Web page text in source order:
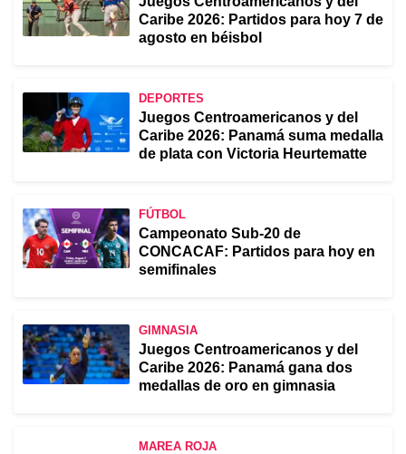
Caribe 2026: Partidos para hoy 7 de
agosto en béisbol
DEPORTES
Juegos Centroamericanos y del
Caribe 2026: Panamá suma medalla
de plata con Victoria Heurtematte
FÚTBOL
Campeonato Sub-20 de
CONCACAF: Partidos para hoy en
semifinales
GIMNASIA
Juegos Centroamericanos y del
Caribe 2026: Panamá gana dos
medallas de oro en gimnasia
MAREA ROJA